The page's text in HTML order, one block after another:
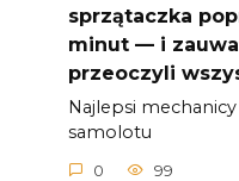
sprzątaczka
minut — i
przeoczyli
Najlepsi
samolotu
0 99